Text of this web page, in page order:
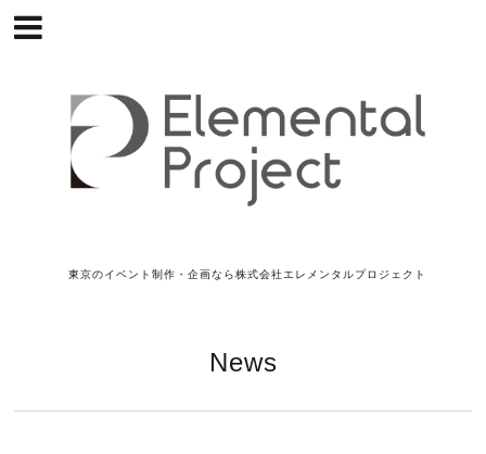
東京のイベント制作・企画なら株式会社エレメンタルプロジェクト
News